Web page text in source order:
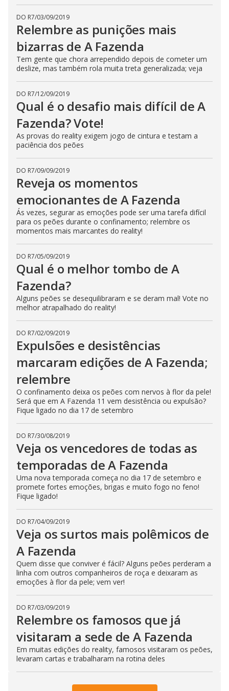
DO R7/03/09/2019
Relembre as punições mais
bizarras de A Fazenda
Tem gente que chora arrependido depois de cometer um
deslize, mas também rola muita treta generalizada; veja
DO R7/12/09/2019
Qual é o desafio mais difícil de A
Fazenda? Vote!
As provas do reality exigem jogo de cintura e testam a
paciência dos peões
DO R7/09/09/2019
Reveja os momentos
emocionantes de A Fazenda
Ás vezes, segurar as emoções pode ser uma tarefa difícil
para os peões durante o confinamento; relembre os
momentos mais marcantes do reality!
DO R7/05/09/2019
Qual é o melhor tombo de A
Fazenda?
Alguns peões se desequilibraram e se deram mal! Vote no
melhor atrapalhado do reality!
DO R7/02/09/2019
Expulsões e desistências
marcaram edições de A Fazenda;
relembre
O confinamento deixa os peões com nervos à flor da pele!
Será que em A Fazenda 11 vem desistência ou expulsão?
Fique ligado no dia 17 de setembro
DO R7/30/08/2019
Veja os vencedores de todas as
temporadas de A Fazenda
Uma nova temporada começa no dia 17 de setembro e
promete fortes emoções, brigas e muito fogo no feno!
Fique ligado!
DO R7/04/09/2019
Veja os surtos mais polêmicos de
A Fazenda
Quem disse que conviver é fácil? Alguns peões perderam a
linha com outros companheiros de roça e deixaram as
emoções à flor da pele; vem ver!
DO R7/03/09/2019
Relembre os famosos que já
visitaram a sede de A Fazenda
Em muitas edições do reality, famosos visitaram os peões,
levaram cartas e trabalharam na rotina deles